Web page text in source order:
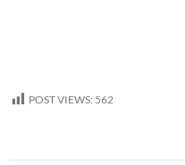
POST VIEWS: 562